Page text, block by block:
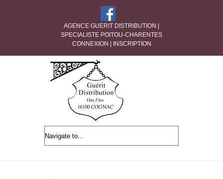
AGENCE GUERIT DISTRIBUTION |
SPECIALISTE POITOU-CHARENTES
CONNEXION
INSCRIPTION